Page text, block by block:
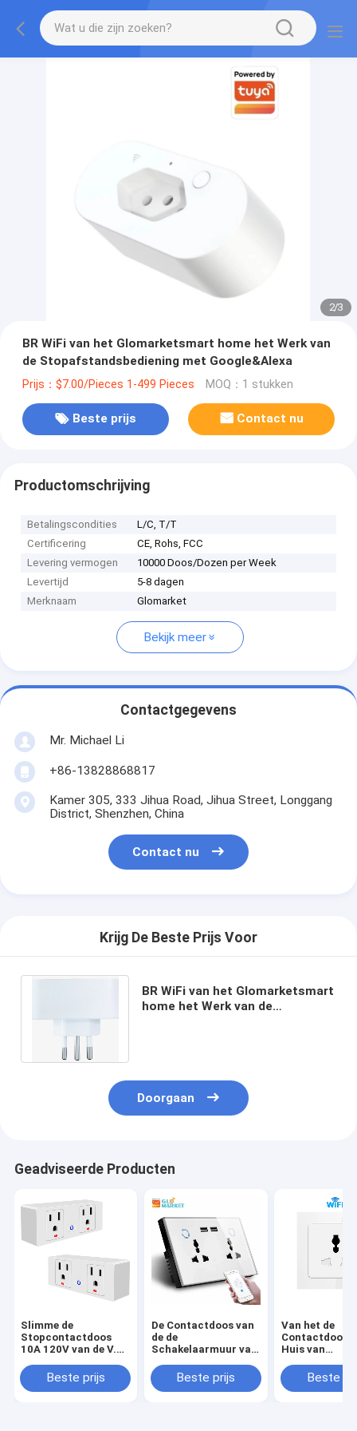
2/3
BR WiFi van het Glomarketsmart home het Werk van
de Stopafstandsbediening met Google&Alexa
Prijs：$7.00/Pieces 1-499 Pieces MOQ：1 stukken
Beste prijs Contact nu
Productomschrijving
Betalingscondities
L/C, T/T
Certificering
CE, Rohs, FCC
Levering vermogen
10000 Doos/Dozen per Week
Levertijd
5-8 dagen
Merknaam
Glomarket
Bekijk meer
Contactgegevens
Mr. Michael Li
+86-13828868817
Kamer 305, 333 Jihua Road, Jihua Street, Longgang
District, Shenzhen, China
Contact nu
Krijg De Beste Prijs Voor
BR WiFi van het Glomarketsmart
home het Werk van de
Doorgaan
Geadviseerde Producten
Slimme de
Stopcontactdoos
10A 120V van de V.S.
Beste prijs
De Contactdoos van
de de
Schakelaarmuur van
Tuyasmart home de
Dubbele Huidige
Beste prijs
Van het de
Huis van
Slimme van de
Beste